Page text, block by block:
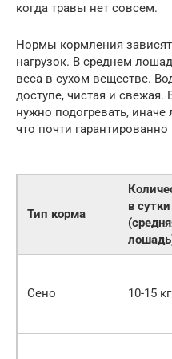
когда травы нет совсем.
Нормы кормления
нагрузок. В среднем
веса в сухом веществе.
доступе, чистая и
нужно подогревать,
что почти
Тип корма
в сутки
Сено 10-15 кг